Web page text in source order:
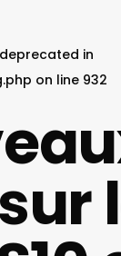
in
on line 932